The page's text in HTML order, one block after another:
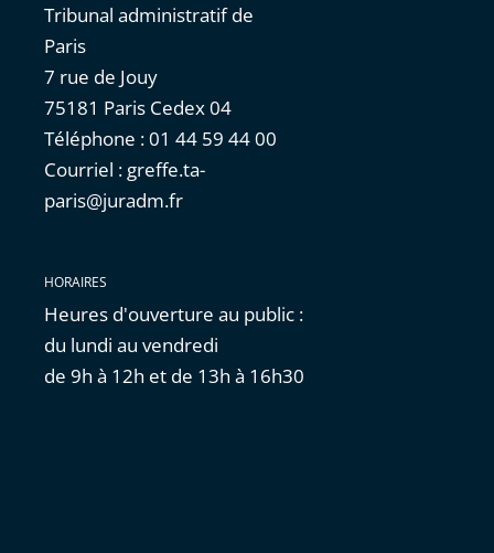
Tribunal administratif de
Paris
7 rue de Jouy
75181 Paris Cedex 04
Téléphone : 01 44 59 44 00
Courriel : greffe.ta-
paris@juradm.fr
HORAIRES
Heures d'ouverture au public :
du lundi au vendredi
de 9h à 12h et de 13h à 16h30